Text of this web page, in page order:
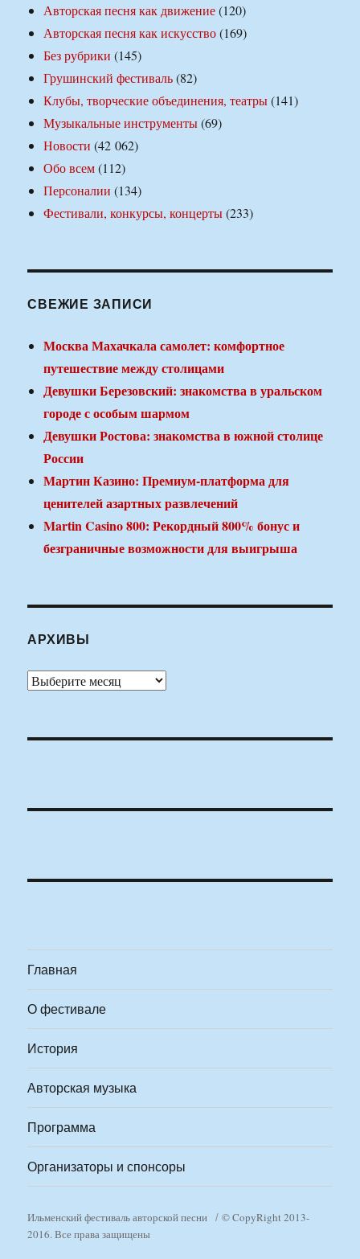
Авторская песня как движение(120)
Авторская песня как искусство(169)
Без рубрики (145)
Грушинский фестиваль(82)
Клубы, творческие объединения, театры(141)
Музыкальные инструменты(69)
Новости (42 062)
Обо всем(112)
Персоналии (134)
Фестивали, конкурсы, концерты(233)
СВЕЖИЕ ЗАПИСИ
Москва Махачкала самолет: комфортное
путешествие между столицами
Девушки Березовский: знакомства в уральском
городе с особым шармом
Девушки Ростова: знакомства в южной столице
России
Мартин Казино: Премиум-платформа для
ценителей азартных развлечений
Martin Casino 800: Рекордный 800% бонус и
безграничные возможности для выигрыша
АРХИВЫ
Архивы
Главная
О фестивале
История
Авторская музыка
Программа
Организаторы и спонсоры
Ильменский фестиваль авторской песни
© CopyRight 2013-
2016. Все права защищены